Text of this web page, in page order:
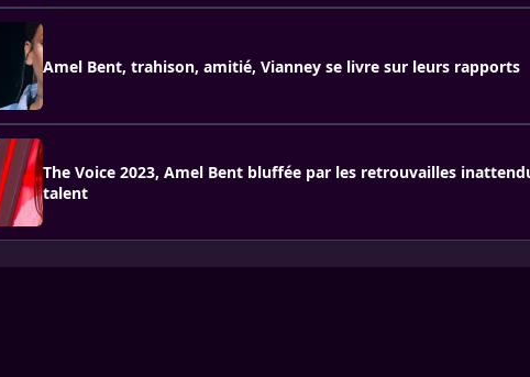
Amel Bent, trahison, amitié, Vianney se livre sur leurs rapports
The Voice 2023, Amel Bent bluffée par les retrouvailles
talent